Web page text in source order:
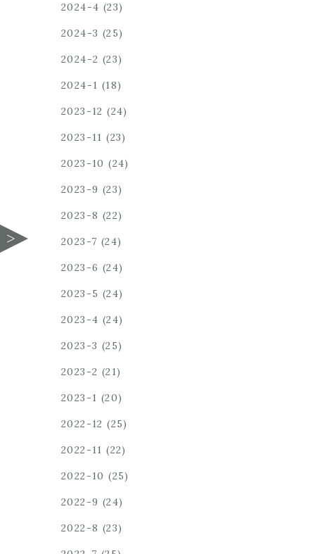
2024-4 (23)
2024-3 (25)
2024-2 (23)
2024-1 (18)
2023-12 (24)
2023-11 (23)
2023-10 (24)
2023-9 (23)
2023-8 (22)
2023-7 (24)
2023-6 (24)
2023-5 (24)
2023-4 (24)
2023-3 (25)
2023-2 (21)
2023-1 (20)
2022-12 (25)
2022-11 (22)
2022-10 (25)
2022-9 (24)
2022-8 (23)